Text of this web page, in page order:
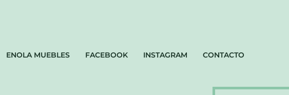
ENOLA MUEBLES FACEBOOK INSTAGRAM CONTACTO